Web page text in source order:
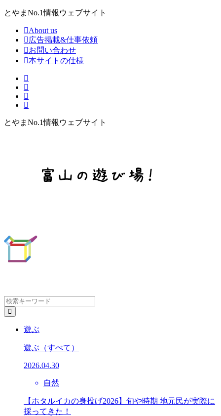
とやまNo.1情報ウェブサイト
About us
広告掲載&仕事依頼
お問い合わせ
本サイトの仕様
とやまNo.1情報ウェブサイト
遊ぶ
遊ぶ （すべて）
2026.04.30
自然
【ホタルイカの身投げ2026】旬や時期 地元民が実際に
採ってきた！